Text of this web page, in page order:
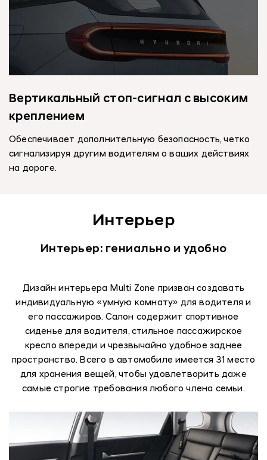
Вертикальный стоп-сигнал с высоким
креплением
Обеспечивает дополнительную безопасность, четко
сигнализируя другим водителям о ваших действиях
на дороге.
Интерьер
Интерьер: гениально и удобно
Дизайн интерьера Multi Zone призван создавать
индивидуальную «умную комнату» для водителя и
его пассажиров. Салон содержит спортивное
сиденье для водителя, стильное пассажирское
кресло впереди и чрезвычайно удобное заднее
пространство. Всего в автомобиле имеется 31 место
для хранения вещей, чтобы удовлетворить даже
самые строгие требования любого члена семьи.